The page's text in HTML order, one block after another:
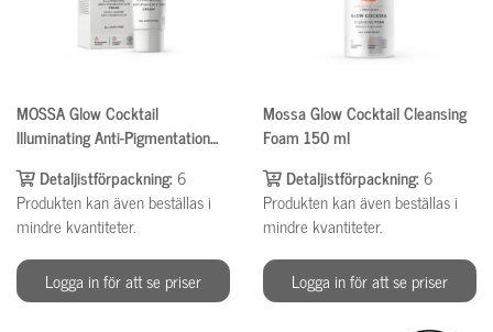
MOSSA Glow Cocktail
Illuminating Anti-Pigmentation
Detaljistförpackning:6
Produkten kan även beställas i
mindre kvantiteter.
Logga in för att se priser
Mossa Glow Cocktail Cleansing
Foam 150 ml
Detaljistförpackning:6
Produkten kan även beställas i
mindre kvantiteter.
Logga in för att se priser